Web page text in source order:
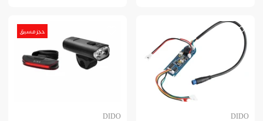
DIDO
حجز مسبق
DIDO